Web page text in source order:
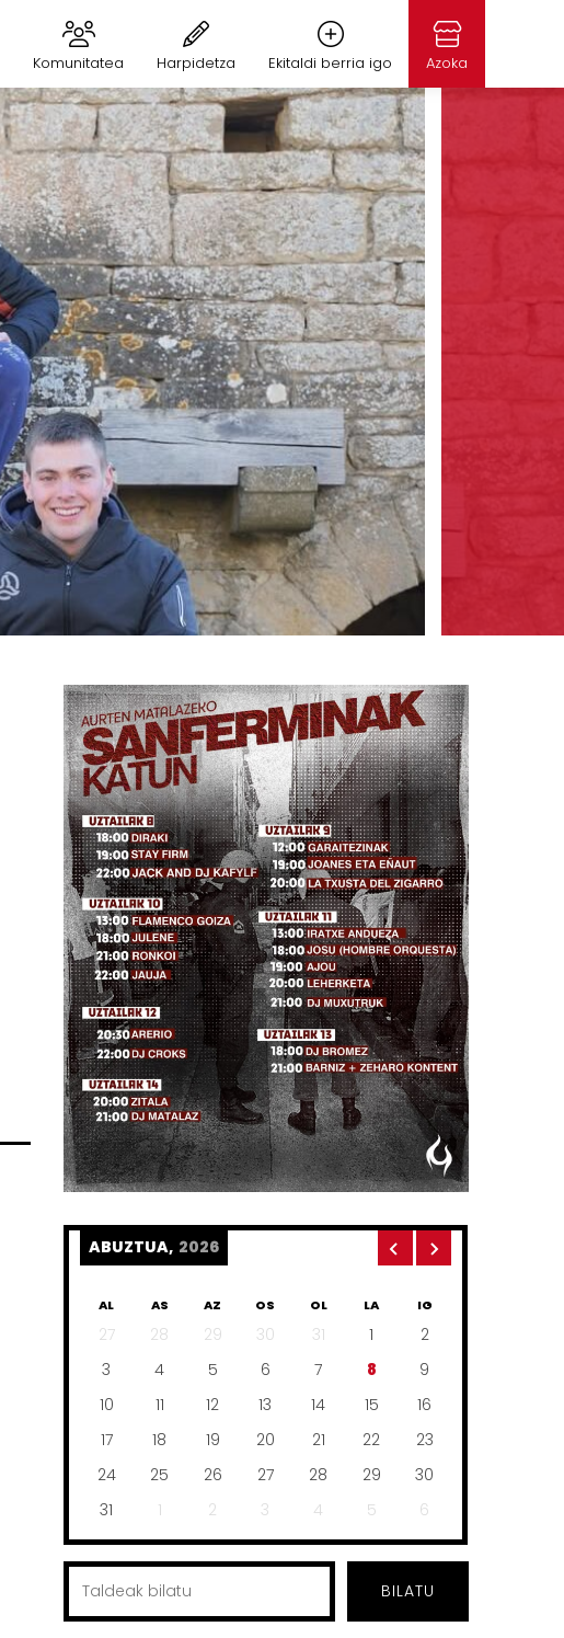
Komunitatea Harpidetza Ekitaldi berria igo Azoka
ABUZTUA, 2026
AL AS AZ OS OL LA IG
27 28 29 30 31 1
2
3
4 5 6 7 8
9
10
11 12 13 14 15
16
17
18 19 20 21 22
23
24
25 26 27 28 29
30
31
1 2 3 4 5 6
BILATU